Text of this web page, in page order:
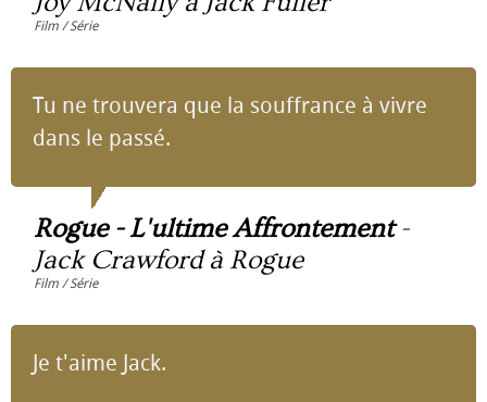
Film / Série
Tu ne trouvera que la souffrance à vivre
dans le passé.
Rogue - L'ultime Affrontement-
Jack Crawford à Rogue
Film / Série
Je t'aime Jack.